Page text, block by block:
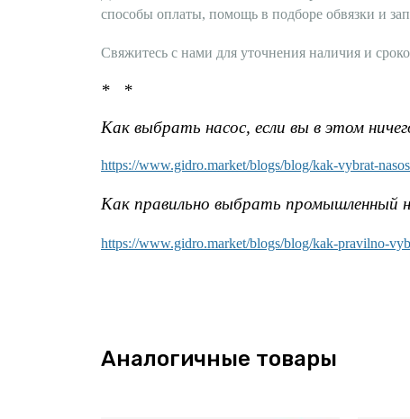
способы оплаты, помощь в подборе обвязки и
Свяжитесь с нами для уточнения наличия и
* *
Как выбрать насос, если вы в этом
https://www.gidro.market/blogs/blog/kak-vybrat-
Как правильно выбрать промышленный
https://www.gidro.market/blogs/blog/kak-pravilno-
Аналогичные товары